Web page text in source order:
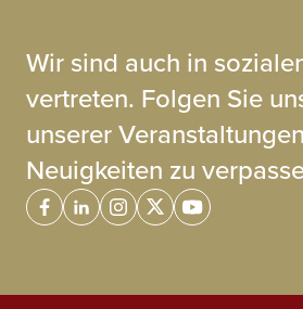
Wir sind auch in
vertreten. Folgen Sie
unserer
Neuigkeiten zu